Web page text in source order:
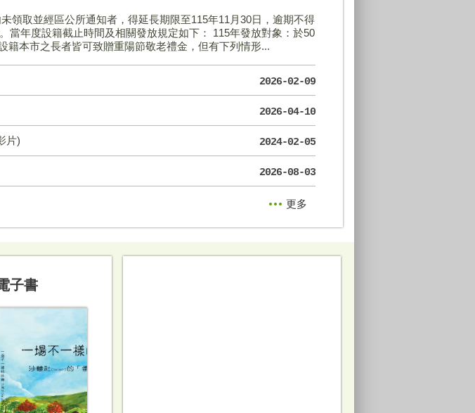
領取並經區公所通知者，得延長期限至115年11月30日，逾期不得
當年度設籍截止時間及相關發放規定如下： 115年發放對象：於50
籍本市之長者皆可致贈重陽節敬老禮金，但有下列情形...
2026-02-09
2026-04-10
片) 2024-02-05
2026-08-03
更多
子書